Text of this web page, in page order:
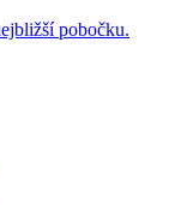
pobočku.